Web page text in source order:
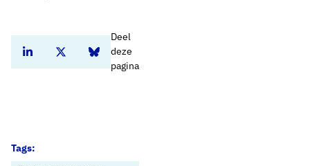
Deel
deze
pagina
Deel dit artikel op Linkedin
Deel dit artikel op Twitter
Deel dit artikel op Bluesky
Tags: